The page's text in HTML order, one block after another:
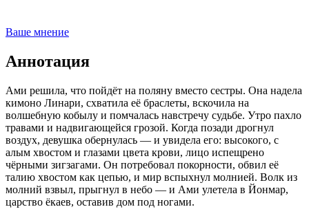
Ваше мнение
Аннотация
Ами решила, что пойдёт на поляну вместо сестры. Она надела
кимоно Линари, схватила её браслеты, вскочила на
волшебную кобылу и помчалась навстречу судьбе. Утро пахло
травами и надвигающейся грозой. Когда позади дрогнул
воздух, девушка обернулась — и увидела его: высокого, с
алым хвостом и глазами цвета крови, лицо испещрено
чёрными зигзагами. Он потребовал покорности, обвил её
талию хвостом как цепью, и мир вспыхнул молнией. Волк из
молний взвыл, прыгнул в небо — и Ами улетела в Йонмар,
царство ёкаев, оставив дом под ногами.